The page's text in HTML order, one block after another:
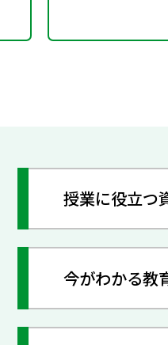
授業に役立つ
今がわかる教